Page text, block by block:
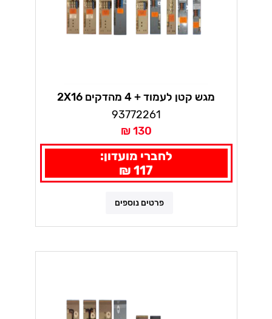
מגש קטן לעמוד + 4 מהדקים 2X16
93772261
130 ₪
לחברי מועדון:
117 ₪
פרטים נוספים